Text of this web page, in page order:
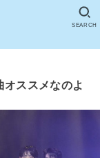
SEARCH
ススメなのよ